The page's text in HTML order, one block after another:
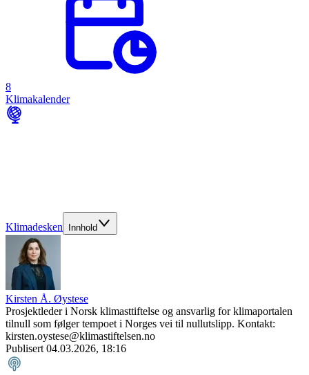
8
Klimakalender
Klimadesken Innhold
Kirsten Å. Øystese
Prosjektleder i Norsk klimasttiftelse og ansvarlig for klimaportalen
tilnull som følger tempoet i Norges vei til nullutslipp. Kontakt:
kirsten.oystese@klimastiftelsen.no
Publisert 04.03.2026, 18:16